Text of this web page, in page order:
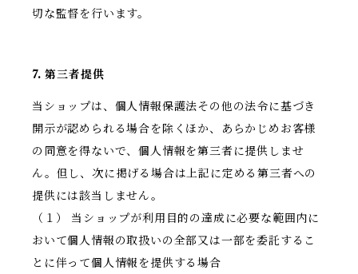
切な監督を行います。
7. 第三者提供
当ショップは、個人情報保護法その他の法令に基づき
開示が認められる場合を除くほか、あらかじめお客様
の同意を得ないで、個人情報を第三者に提供しませ
ん。但し、次に掲げる場合は上記に定める第三者への
提供には該当しません。
（１） 当ショップが利用目的の達成に必要な範囲内に
おいて個人情報の取扱いの全部又は一部を委託するこ
とに伴って個人情報を提供する場合